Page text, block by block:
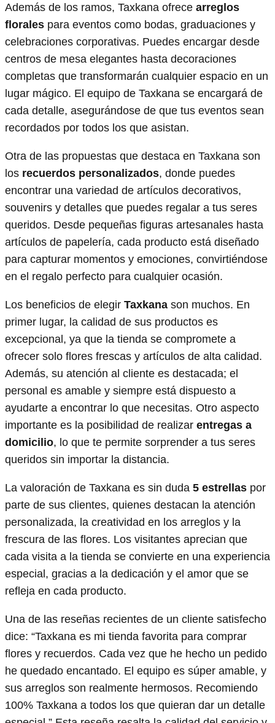
Además de los ramos, Taxkana ofrece arreglos
florales para eventos como bodas, graduaciones y
celebraciones corporativas. Puedes encargar desde
centros de mesa elegantes hasta decoraciones
completas que transformarán cualquier espacio en un
lugar mágico. El equipo de Taxkana se encargará de
cada detalle, asegurándose de que tus eventos sean
recordados por todos los que asistan.
Otra de las propuestas que destaca en Taxkana son
los recuerdos personalizados, donde puedes
encontrar una variedad de artículos decorativos,
souvenirs y detalles que puedes regalar a tus seres
queridos. Desde pequeñas figuras artesanales hasta
artículos de papelería, cada producto está diseñado
para capturar momentos y emociones, convirtiéndose
en el regalo perfecto para cualquier ocasión.
Los beneficios de elegir Taxkana son muchos. En
primer lugar, la calidad de sus productos es
excepcional, ya que la tienda se compromete a
ofrecer solo flores frescas y artículos de alta calidad.
Además, su atención al cliente es destacada; el
personal es amable y siempre está dispuesto a
ayudarte a encontrar lo que necesitas. Otro aspecto
importante es la posibilidad de realizar entregas a
domicilio, lo que te permite sorprender a tus seres
queridos sin importar la distancia.
La valoración de Taxkana es sin duda 5 estrellas por
parte de sus clientes, quienes destacan la atención
personalizada, la creatividad en los arreglos y la
frescura de las flores. Los visitantes aprecian que
cada visita a la tienda se convierte en una experiencia
especial, gracias a la dedicación y el amor que se
refleja en cada producto.
Una de las reseñas recientes de un cliente satisfecho
dice: “Taxkana es mi tienda favorita para comprar
flores y recuerdos. Cada vez que he hecho un pedido
he quedado encantado. El equipo es súper amable, y
sus arreglos son realmente hermosos. Recomiendo
100% Taxkana a todos los que quieran dar un detalle